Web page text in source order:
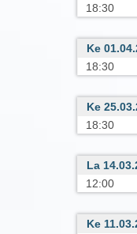
18:30
Ke
18:30
Ke
18:30
La
12:00
Ke